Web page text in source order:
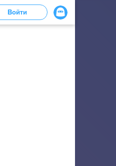
Войти